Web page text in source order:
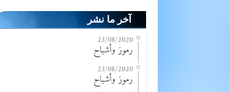
آخر ما نشر
23/08/2020
رموز وأشباح
23/08/2020
رموز وأشباح